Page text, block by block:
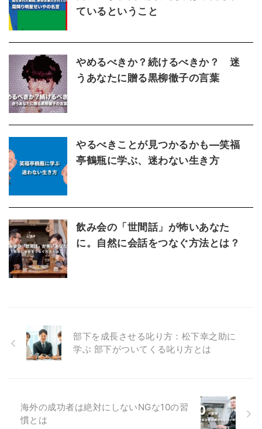
ているということ
やめるべきか？続けるべきか？ 迷
うあなたに贈る黒柳徹子の言葉
やるべきことが見つかるかも—笑福
亭鶴瓶に学ぶ、迷わない生き方
飲み会の「世間話」が怖いあなた
に。自然に会話をつなぐ方法とは？
部下を成長させる叱り方：松下幸之助に
学ぶ 部下がついてくる叱り方とは
海外の成功者は絶対にしないNGな10の習
慣とは